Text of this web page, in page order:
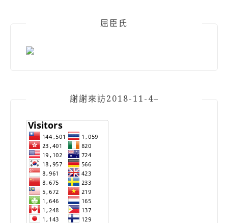
屈臣氏
謝謝來訪2018-11-4–